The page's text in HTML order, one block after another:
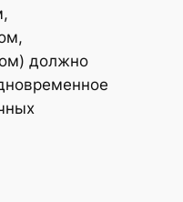
должно